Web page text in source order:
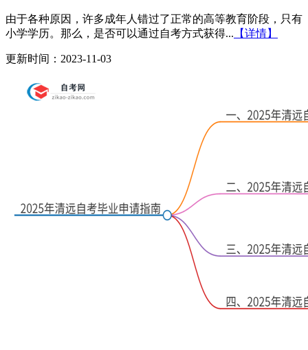
由于各种原因，许多成年人错过了正常的高等教育阶段，只有
小学学历。那么，是否可以通过自考方式获得... 【详情】
更新时间：2023-11-03